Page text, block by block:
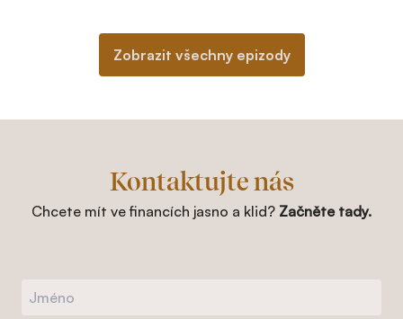
Zobrazit všechny epizody
Kontaktujte nás
Chcete mít ve financích jasno a klid? Začněte tady.